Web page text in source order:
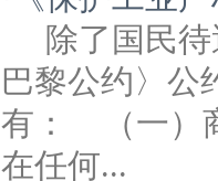
除了国民
巴黎公约〉公
有： （一）
在任何...